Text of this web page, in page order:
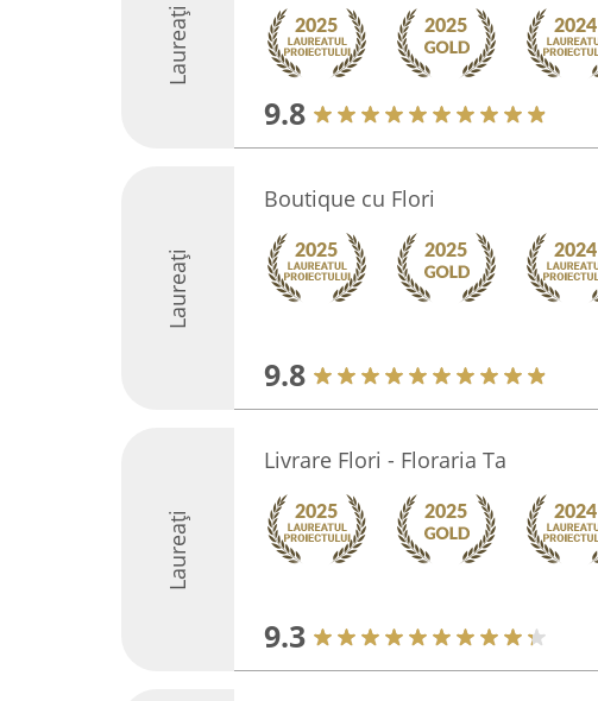
Laureați
9.8
Laureați
Boutique cu Flori
9.8
Laureați
Livrare Flori - Floraria Ta
9.3